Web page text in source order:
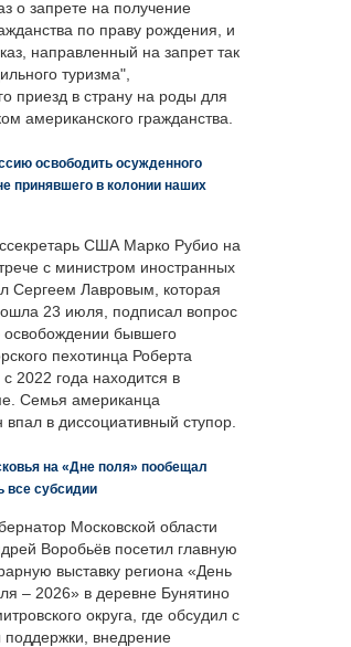
о запрете на получение
по праву рождения, и
направленный на запрет так
туризма",
приезд в страну на роды для
американского гражданства.
освободить осужденного
принявшего в колонии наших
США Марко Рубио на
с министром иностранных
Сергеем Лавровым, которая
23 июля, подписал вопрос
освобождении бывшего
пехотинца Роберта
2022 года находится в
Семья американца
впал в диссоциативный ступор.
на «Дне поля» пообещал
все субсидии
Московской области
Воробьёв посетил главную
выставку региона «День
– 2026» в деревне Бунятино
округа, где обсудил с
внедрение